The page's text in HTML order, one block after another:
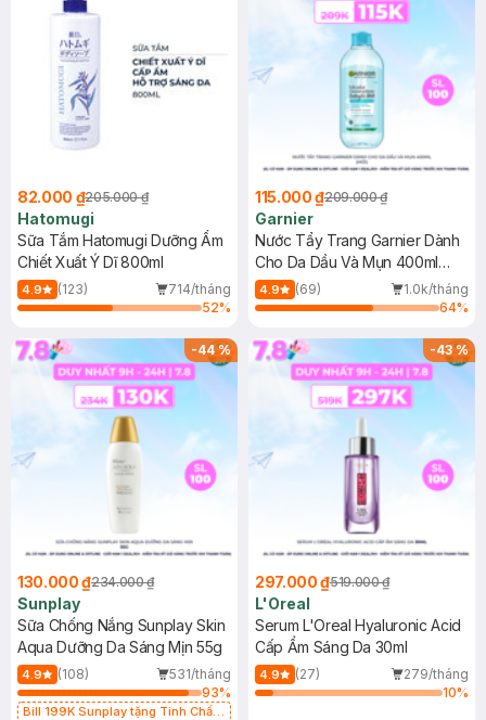
82.000 ₫205.000 ₫
Hatomugi
Sữa Tắm Hatomugi Dưỡng Ẩm
Chiết Xuất Ý Dĩ 800ml
4.9 (123)
714/tháng
52%
115.000 ₫209.000 ₫
Garnier
Nước Tẩy Trang Garnier Dành
Cho Da Dầu Và Mụn 400ml
(Mới)
4.9 (69)
1.0k/tháng
64%
-44%
130.000 ₫234.000 ₫
Sunplay
Sữa Chống Nắng Sunplay Skin
Aqua Dưỡng Da Sáng Mịn 55g
4.9 (108)
531/tháng
93%
Bill 199K Sunplay tặng Tinh Chất
-43%
297.000 ₫519.000 ₫
L'Oreal
Serum L'Oreal Hyaluronic Acid
Cấp Ẩm Sáng Da 30ml
4.9 (27)
279/tháng
10%